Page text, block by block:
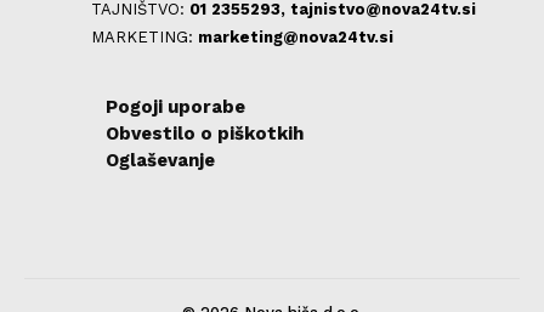
TAJNIŠTVO: 01 2355293, tajnistvo@nova24tv.si
MARKETING: marketing@nova24tv.si
Pogoji uporabe
Obvestilo o piškotkih
Oglaševanje